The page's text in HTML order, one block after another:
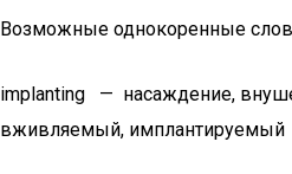
Возможные однокоренные
implanting — насаждение,
вживляемый, имплантируемый